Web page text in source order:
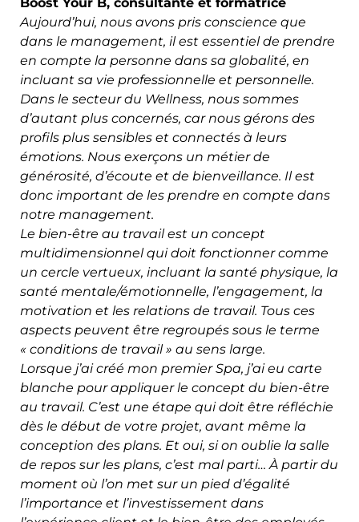
Aujourd’hui, nous avons pris conscience que
dans le management, il est essentiel de prendre
en compte la personne dans sa globalité, en
incluant sa vie professionnelle et personnelle.
Dans le secteur du Wellness, nous sommes
d’autant plus concernés, car nous gérons des
profils plus sensibles et connectés à leurs
émotions. Nous exerçons un métier de
générosité, d’écoute et de bienveillance. Il est
donc important de les prendre en compte dans
notre management.
Le bien-être au travail est un concept
multidimensionnel qui doit fonctionner comme
un cercle vertueux, incluant la santé physique, la
santé mentale/émotionnelle, l’engagement, la
motivation et les relations de travail. Tous ces
aspects peuvent être regroupés sous le terme
« conditions de travail » au sens large.
Lorsque j’ai créé mon premier Spa, j’ai eu carte
blanche pour appliquer le concept du bien-être
au travail. C’est une étape qui doit être réfléchie
dès le début de votre projet, avant même la
conception des plans. Et oui, si on oublie la salle
de repos sur les plans, c’est mal parti… À partir du
moment où l’on met sur un pied d’égalité
l’importance et l’investissement dans